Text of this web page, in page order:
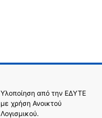
Υλοποίηση από την ΕΔΥΤΕ
με χρήση Ανοικτού
Λογισμικού.